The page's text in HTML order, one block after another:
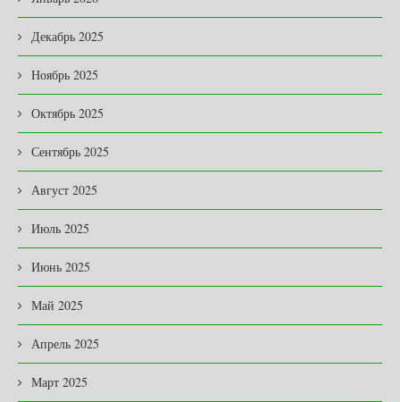
Декабрь 2025
Ноябрь 2025
Октябрь 2025
Сентябрь 2025
Август 2025
Июль 2025
Июнь 2025
Май 2025
Апрель 2025
Март 2025